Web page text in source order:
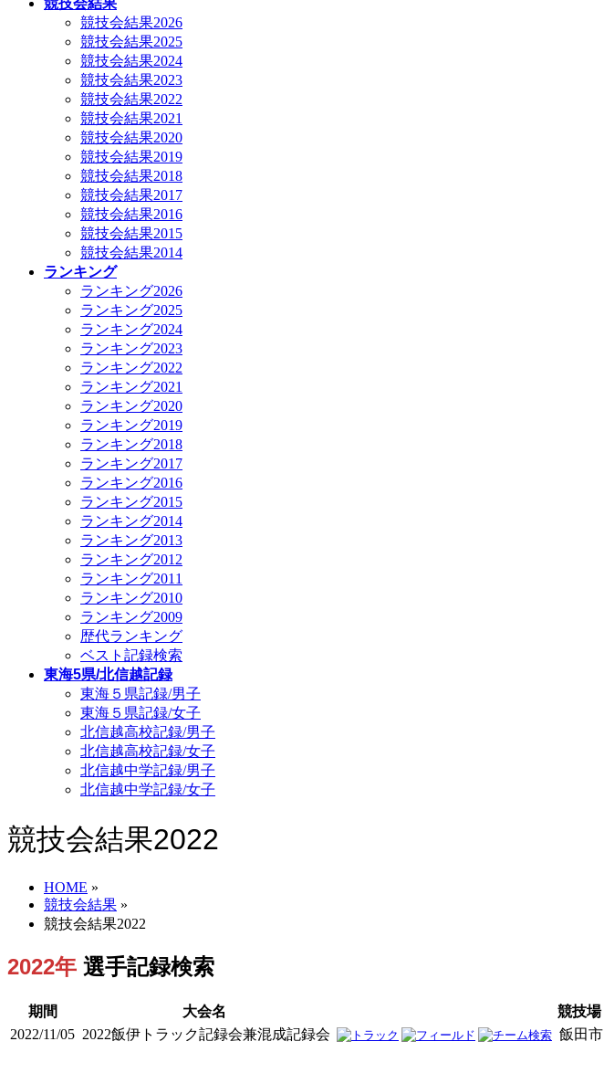
競技会結果
競技会結果2026
競技会結果2025
競技会結果2024
競技会結果2023
競技会結果2022
競技会結果2021
競技会結果2020
競技会結果2019
競技会結果2018
競技会結果2017
競技会結果2016
競技会結果2015
競技会結果2014
ランキング
ランキング2026
ランキング2025
ランキング2024
ランキング2023
ランキング2022
ランキング2021
ランキング2020
ランキング2019
ランキング2018
ランキング2017
ランキング2016
ランキング2015
ランキング2014
ランキング2013
ランキング2012
ランキング2011
ランキング2010
ランキング2009
歴代ランキング
ベスト記録検索
東海5県/北信越記録
東海５県記録/男子
東海５県記録/女子
北信越高校記録/男子
北信越高校記録/女子
北信越中学記録/男子
北信越中学記録/女子
競技会結果2022
HOME »
競技会結果 »
競技会結果2022
2022年 選手記録検索
期間 大会名 競技場
2022/11/05 2022飯伊トラック記録会兼混成記録会 飯田市